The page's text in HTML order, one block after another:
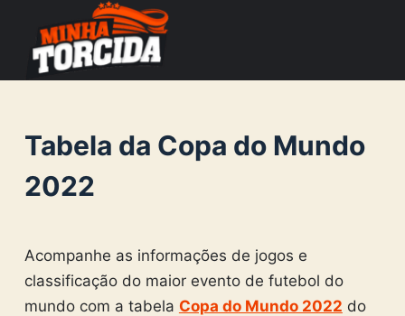
o
e
n
Tabela da Copa do Mundo
2022
Acompanhe as informações de jogos e
classificação do maior evento de futebol do
mundo com a tabela Copa do Mundo 2022 do